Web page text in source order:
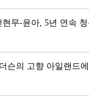
무-윤아, 5년 연속
슨의 고향 아일랜드